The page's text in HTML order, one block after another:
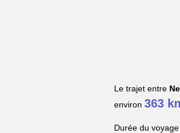
Le trajet entre
environ 363
Durée du